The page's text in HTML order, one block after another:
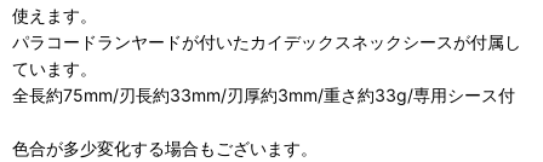
使えます。
パラコードランヤードが付いたカイデックスネックシースが付属し
ています。
全長約75mm/刃長約33mm/刃厚約3mm/重さ約33g/専用シース付
色合が多少変化する場合もございます。